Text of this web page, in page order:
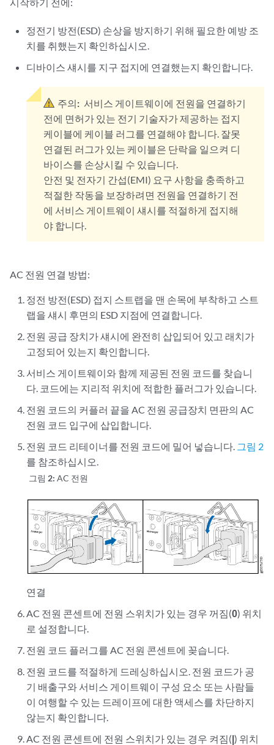
정전기 방전(ESD) 손상을 방지하기 위해 필요한 예방 조
치를 취했는지 확인하십시오.
디바이스 섀시를 지구 접지에 연결했는지 확인합니다.
주의: 서비스 게이트웨이에 전원을 연결하기
전에 면허가 있는 전기 기술자가 제공하는 접지
케이블에 케이블 러그를 연결해야 합니다. 잘못
연결된 러그가 있는 케이블은 단락을 일으켜 디
바이스를 손상시킬 수 있습니다.
안전 및 전자기 간섭(EMI) 요구 사항을 충족하고
적절한 작동을 보장하려면 전원을 연결하기 전
에 서비스 게이트웨이 섀시를 적절하게 접지해
야 합니다.
AC 전원 연결 방법:
정전 방전(ESD) 접지 스트랩을 맨 손목에 부착하고 스트
랩을 섀시 후면의 ESD 지점에 연결합니다.
전원 공급 장치가 섀시에 완전히 삽입되어 있고 래치가
고정되어 있는지 확인합니다.
서비스 게이트웨이와 함께 제공된 전원 코드를 찾습니
다. 코드에는 지리적 위치에 적합한 플러그가 있습니다.
전원 코드의 커플러 끝을 AC 전원 공급장치 면판의 AC
전원 코드 입구에 삽입합니다.
전원 코드 리테이너를 전원 코드에 밀어 넣습니다. 그림 2
를 참조하십시오.
그림 2:AC 전원
연결
AC 전원 콘센트에 전원 스위치가 있는 경우 꺼짐(0) 위치
로 설정합니다.
전원 코드 플러그를 AC 전원 콘센트에 꽂습니다.
전원 코드를 적절하게 드레싱하십시오. 전원 코드가 공
기 배출구와 서비스 게이트웨이 구성 요소 또는 사람들
이 여행할 수 있는 드레이프에 대한 액세스를 차단하지
않는지 확인합니다.
AC 전원 콘센트에 전원 스위치가 있는 경우 켜짐(|) 위치